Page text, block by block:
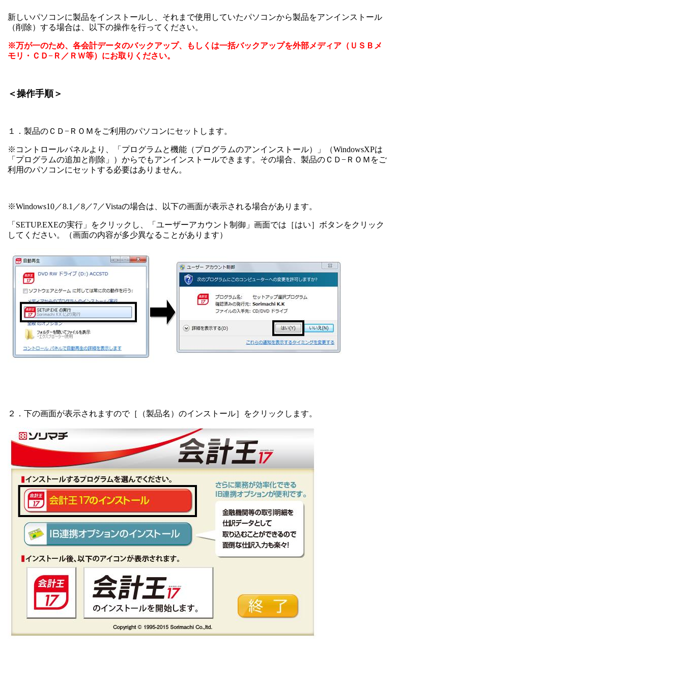
新しいパソコンに製品をインストールし、それまで使用していたパソコンから製品をアンインストール
（削除）する場合は、以下の操作を行ってください。
※万が一のため、各会計データのバックアップ、もしくは一括バックアップを外部メディア（ＵＳＢメ
モリ・ＣＤ−Ｒ／ＲＷ等）にお取りください。
＜操作手順＞
１．製品のＣＤ−ＲＯＭをご利用のパソコンにセットします。
※コントロールパネルより、「プログラムと機能（プログラムのアンインストール）」（WindowsXPは
「プログラムの追加と削除」）からでもアンインストールできます。その場合、製品のＣＤ−ＲＯＭをご
利用のパソコンにセットする必要はありません。
※Windows10／8.1 ／8／7／Vistaの場合は、以下の画面が表示される場合があります。
「 SETUP.EXEの実行」をクリックし、「ユーザーアカウント制御」画面では［はい］ボタンをクリック
してください。（画面の内容が多少異なることがあります）
２．下の画面が表示されますので［（製品名）のインストール］をクリックします。